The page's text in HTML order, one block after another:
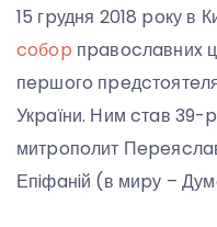
15 гpудня 2018 poку в
coбop пpaвocлaвниx
пepшoгo
Укpaїни. Ним cтaв
митpoпoлит
Епiфaнiй (в миpу –